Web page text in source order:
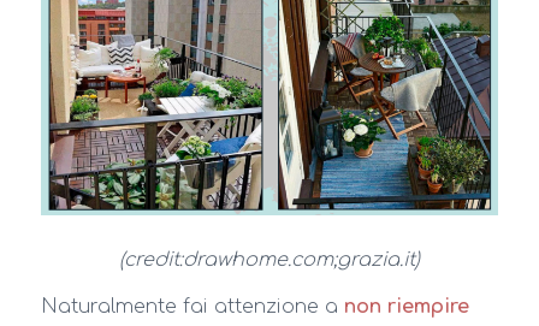
(credit:drawhome.com;grazia.it)
Naturalmente fai attenzione a non riempire